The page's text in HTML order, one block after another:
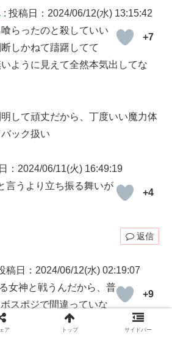
: 投稿日：2024/06/12(水) 13:15:42
+7
らったのと殺していい
しかねて躊躇してて
ように見えて全然本気出してな
して頑丈だから、丁度いい魔力体
ック扱い
：2024/06/11(火) 16:49:19
+4
言うより立ち振る舞いが
返信
稿日：2024/06/12(水) 02:19:07
+9
女神と戦うんだから、普
スポジで間違っていな
ア トップ サイドバー